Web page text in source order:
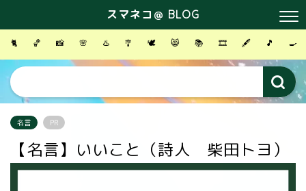
スマネコ＠ BLOG
🐈 🏀 📸 🌸 ♨️ 🎐 🕊 😸 📚 🎞 🖋 🎵 🍳
名言 PR
【名言】いいこと（詩人 柴田トヨ）